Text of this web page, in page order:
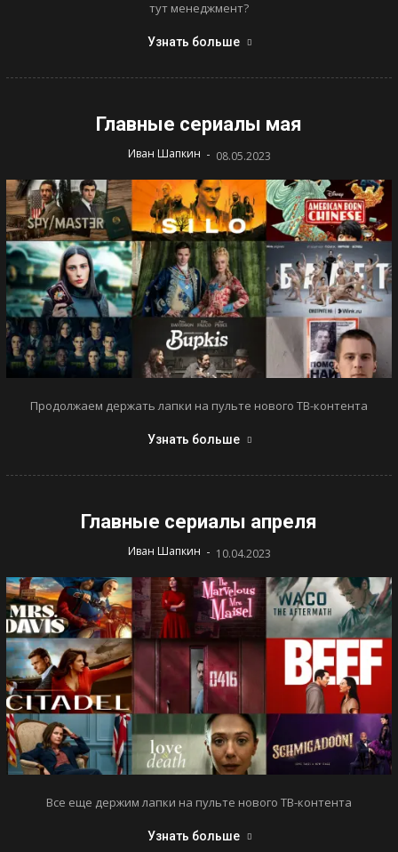
тут менеджмент?
Узнать больше
Главные сериалы мая
Иван Шапкин - 08.05.2023
Продолжаем держать лапки на пульте нового ТВ-контента
Узнать больше
Главные сериалы апреля
Иван Шапкин - 10.04.2023
Все еще держим лапки на пульте нового ТВ-контента
Узнать больше